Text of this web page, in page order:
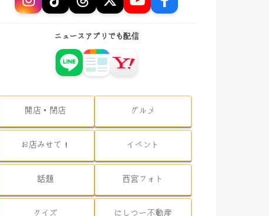
ニュースアプリでも配信
開店・閉店
グルメ
お店みせて！
イベント
話題
西宮フォト